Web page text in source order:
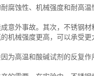
腐蚀性、机械强度和耐高温
意外事故。其次，不锈钢材
机械强度更高，可以承受更
为高温和酸碱试剂的反复作